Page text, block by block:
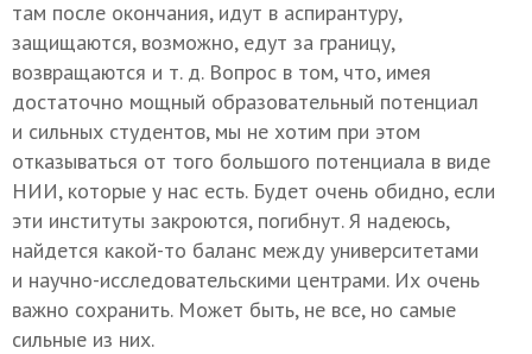
там после окончания, идут в аспирантуру,
защищаются, возможно, едут за границу,
возвращаются и т. д.Вопрос в том, что, имея
достаточно мощный образовательный потенциал
и сильных студентов, мы не хотим при этом
отказываться от того большого потенциала в виде
НИИ, которые у нас есть. Будет очень обидно, если
эти институты закроются, погибнут. Я надеюсь,
найдется какой-то баланс между университетами
и научно-исследовательскими центрами. Их очень
важно сохранить. Может быть, не все, но самые
сильные из них.